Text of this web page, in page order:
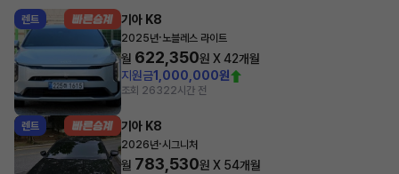
렌트 기아 K8
2025년·노블레스 라이트
월 622,350원 X42개월
지원금1,000,000원
조회 26322시간 전
렌트 기아 K8
2026년·시그니처
월 783,530원 X 54개월